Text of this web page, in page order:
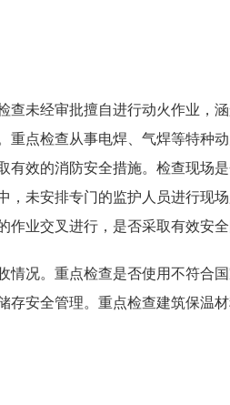
查未经审批擅自进行动火作业，
点检查从事电焊、气焊等特种
效的消防安全措施。检查现场
未安排专门的监护人员进行现
业交叉进行，是否采取有效安全
情况。重点检查是否使用不符合
安全管理。重点检查建筑保温